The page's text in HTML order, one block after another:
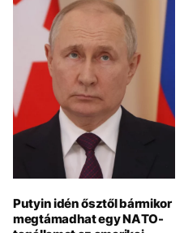
Putyin idén ősztől bármikor
megtámadhat egy NATO-